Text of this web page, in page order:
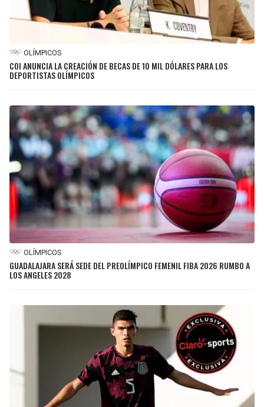
OLÍMPICOS
COI ANUNCIA LA CREACIÓN DE BECAS DE 10 MIL DÓLARES PARA LOS
DEPORTISTAS OLÍMPICOS
OLÍMPICOS
GUADALAJARA SERÁ SEDE DEL PREOLÍMPICO FEMENIL FIBA 2026 RUMBO A
LOS ANGELES 2028